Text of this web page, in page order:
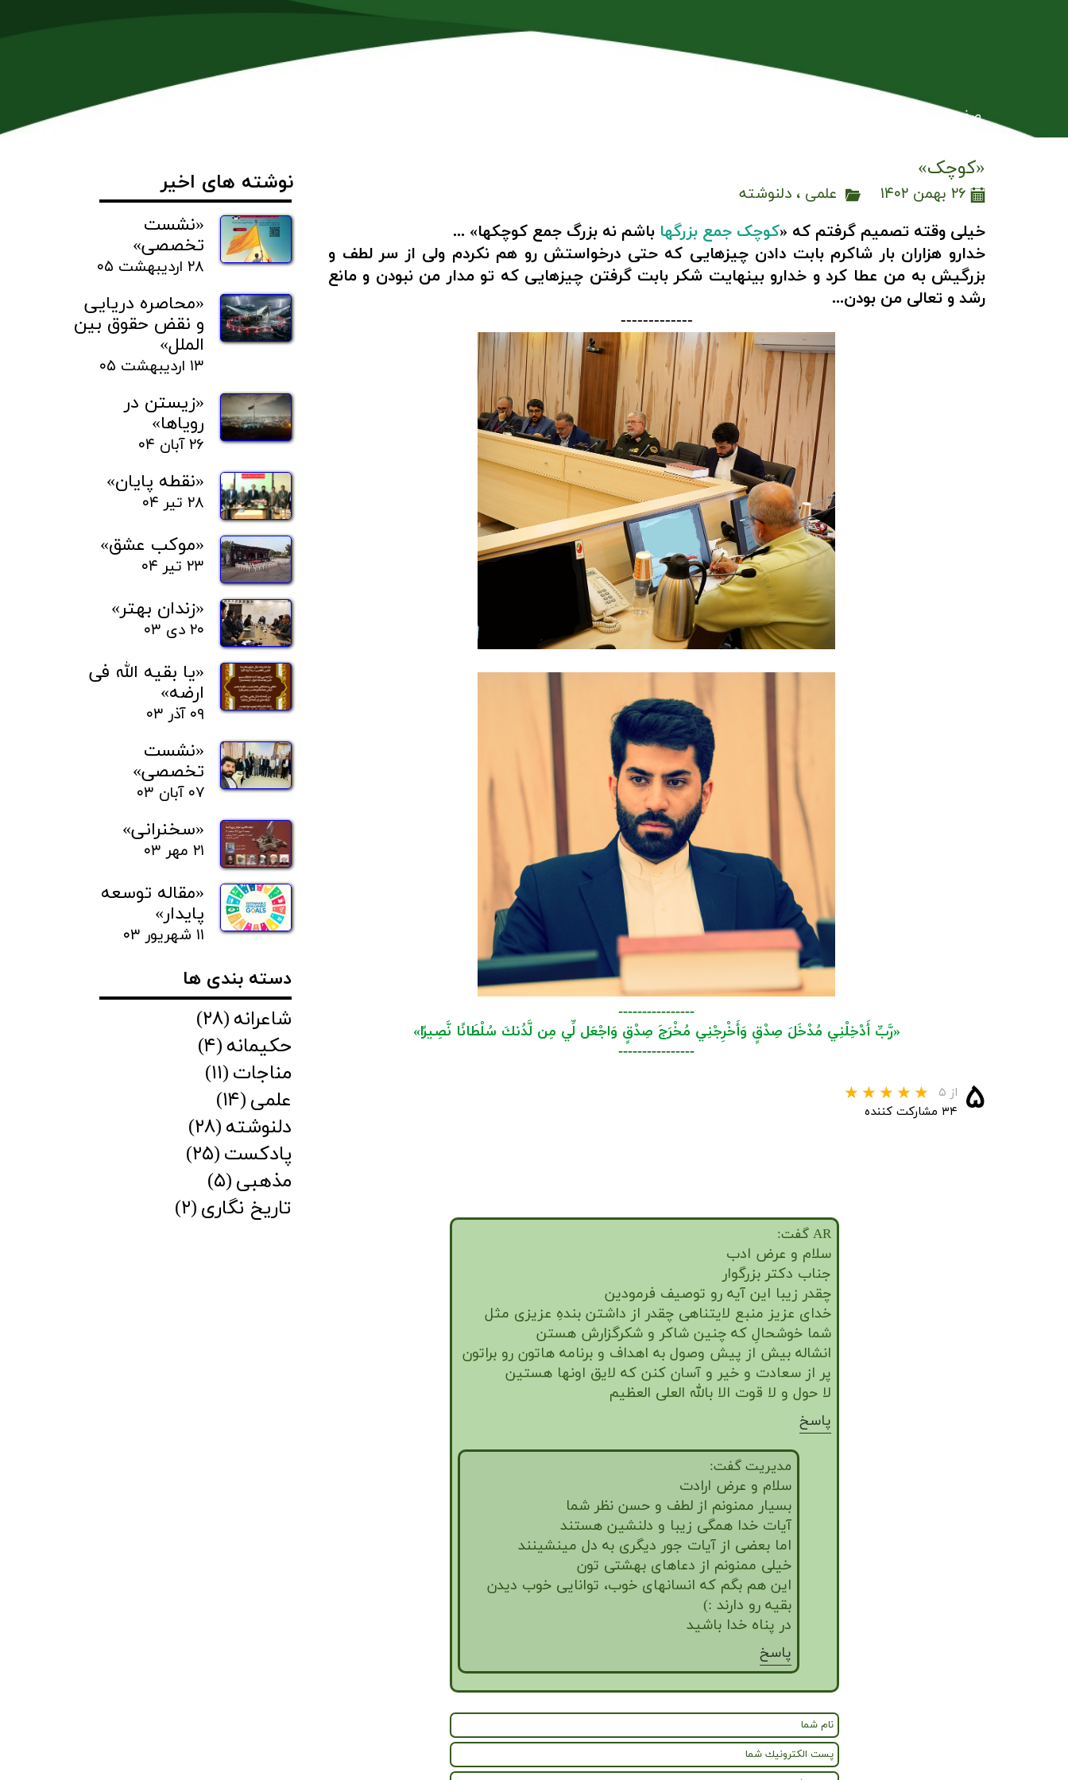
صفحه نخست
«کوچک»
۲۶ بهمن ۱۴۰۲ علمی ،دلنوشته
خیلی وقته تصمیم گرفتم که «کوچک جمع بزرگها باشم نه بزرگ جمع کوچکها» ...
خدارو هزاران بار شاکرم بابت دادن چیزهایی که حتی درخواستش رو هم نکردم ولی از سر لطف و
بزرگیش به من عطا کرد و خدارو بینهایت شکر بابت گرفتن چیزهایی که تو مدار من نبودن و مانع
رشد و تعالی من بودن...
-------------
----------------
«رَّبِّ أَدْخِلْنِي مُدْخَلَ صِدْقٍ وَأَخْرِجْنِي مُخْرَجَ صِدْقٍ وَاجْعَل لِّي مِن لَّدُنكَ سُلْطَانًا نَّصِيرًا»
----------------
۵ از ۵
۳۴ مشارکت کننده
AR گفت:
سلام و عرض ادب
جناب دکتر بزرگوار
چقدر زیبا این آیه رو توصیف فرمودین
خدای عزیز منبع لایتناهی چقدر از داشتن بندهِ عزیزی مثل
شما خوشحالِ که چنین شاکر و شکرگزارش هستن
انشاله بیش از پیش وصول به اهداف و برنامه هاتون رو براتون
پر از سعادت و خیر و آسان کنن که لایق اونها هستین
لا حول و لا قوت الا بالله العلی العظیم
پاسخ
مدیریت گفت:
سلام و عرض ارادت
بسیار ممنونم از لطف و حسن نظر شما
آیات خدا همگی زیبا و دلنشین هستند
اما بعضی از آیات جور دیگری به دل مینشینند
خیلی ممنونم از دعاهای بهشتی تون
این هم بگم که انسانهای خوب، توانایی خوب دیدن
بقیه رو دارند :)
در پناه خدا باشید
پاسخ
نوشته های اخیر
«نشست
تخصصی»
۲۸ اردیبهشت ۰۵
«محاصره دریایی
و نقض حقوق بین
الملل»
۱۳ اردیبهشت ۰۵
«زیستن در
رویاها»
۲۶ آبان ۰۴
«نقطه پایان»
۲۸ تیر ۰۴
«موکب عشق»
۲۳ تیر ۰۴
«زندان بهتر»
۲۰ دی ۰۳
«یا بقیه الله فی
ارضه»
۰۹ آذر ۰۳
«نشست
تخصصی»
۰۷ آبان ۰۳
«سخنرانی»
۲۱ مهر ۰۳
«مقاله توسعه
پایدار»
۱۱ شهریور ۰۳
شاعرانه (۲۸)
حکیمانه (۴)
مناجات (۱۱)
علمی (۱۴)
دلنوشته (۲۸)
پادکست (۲۵)
مذهبی (۵)
تاریخ نگاری (۲)
دسته بندی ها